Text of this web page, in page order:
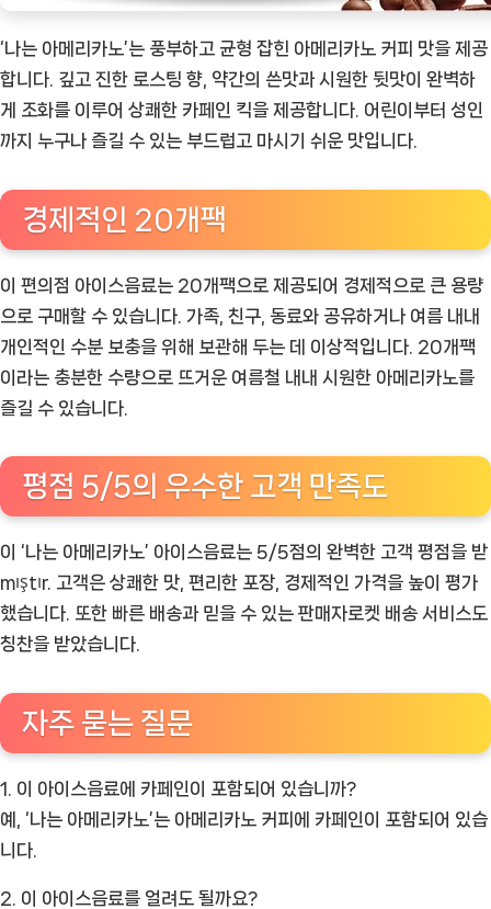
‘나는 아메리카노’는 풍부하고 균형 잡힌 아메리카노 커피 맛을 제공
합니다. 깊고 진한 로스팅 향, 약간의 쓴맛과 시원한 뒷맛이 완벽하
게 조화를 이루어 상쾌한 카페인 킥을 제공합니다. 어린이부터 성인
까지 누구나 즐길 수 있는 부드럽고 마시기 쉬운 맛입니다.
경제적인 20개팩
이 편의점 아이스음료는 20개팩으로 제공되어 경제적으로 큰 용량
으로 구매할 수 있습니다. 가족, 친구, 동료와 공유하거나 여름 내내
개인적인 수분 보충을 위해 보관해 두는 데 이상적입니다. 20개팩
이라는 충분한 수량으로 뜨거운 여름철 내내 시원한 아메리카노를
즐길 수 있습니다.
평점 5/5의 우수한 고객 만족도
이 ‘나는 아메리카노’ 아이스음료는 5/5점의 완벽한 고객 평점을 받
mıştır. 고객은 상쾌한 맛, 편리한 포장, 경제적인 가격을 높이 평가
했습니다. 또한 빠른 배송과 믿을 수 있는 판매자로켓 배송 서비스도
칭찬을 받았습니다.
자주 묻는 질문
1. 이 아이스음료에 카페인이 포함되어 있습니까?
예, ‘나는 아메리카노’는 아메리카노 커피에 카페인이 포함되어 있습
니다.
2. 이 아이스음료를 얼려도 될까요?